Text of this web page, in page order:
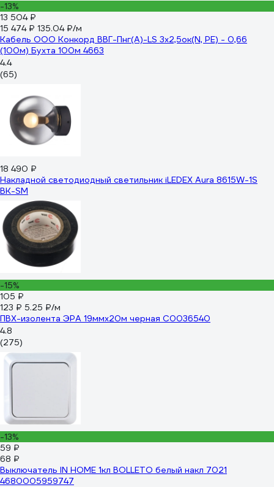
-13%
13 504 ₽
15 474 ₽ 135.04 ₽/м
Кабель ООО Конкорд ВВГ-Пнг(А)-LS 3x2,5ок(N, PE) - 0,66
(100м) Бухта 100м 4663
4.4
(65)
18 490 ₽
Накладной светодиодный светильник iLEDEX Aura 8615W-1S
BK-SM
-15%
105 ₽
123 ₽ 5.25 ₽/м
ПВХ-изолента ЭРА 19ммх20м черная C0036540
4.8
(275)
-13%
59 ₽
68 ₽
Выключатель IN HOME 1кл BOLLETO белый накл 7021
4680005959747